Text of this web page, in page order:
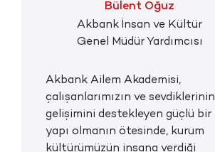
Akbank Ailem Akademisi,
çalışanlarımızın ve sevdiklerinin
gelişimini destekleyen güçlü bir
yapı olmanın ötesinde, kurum
kültürümüzün insana verdiği
Bülent Oğuz
Akbank İnsan ve Kültür
Genel Müdür Yardımcısı